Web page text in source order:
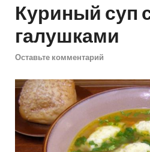
Куриный суп
галушками
Оставьте комментарий